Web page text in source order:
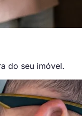
do seu imóvel.